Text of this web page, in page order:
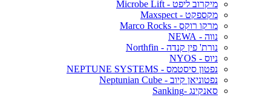
מיקרוב ליפט - Microbe Lift
מקספקט - Maxspect
מרקו רוקס - Marco Rocks
נווה - NEWA
נורת' פין קנדה - Northfin
ניוס - NYOS
נפטון סיסטמס - NEPTUNE SYSTEMS
נפטוניאן קיוב - Neptunian Cube
סאנקינג -Sanking